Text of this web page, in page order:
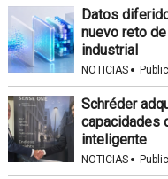
Datos
nuevo reto
industrial
NOTICIAS ·
Schréder
capacidades
inteligente
NOTICIAS ·